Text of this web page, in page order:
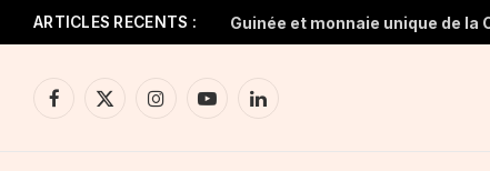
ARTICLES RECENTS :
Facebook
X
InstagramYouTubeLinkedIn